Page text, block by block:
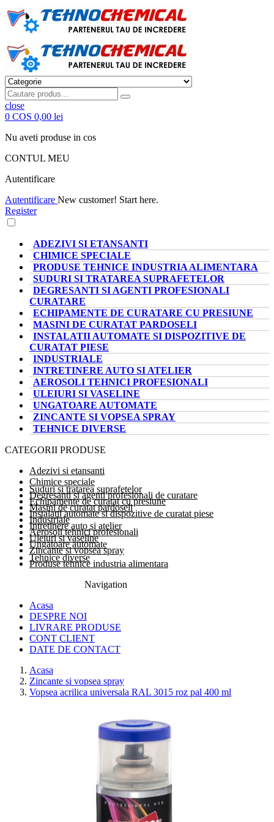
close
0 COS 0,00 lei
Nu aveti produse in cos
CONTUL MEU
Autentificare
Autentificare New customer! Start here.
Register
ADEZIVI SI ETANSANTI
CHIMICE SPECIALE
PRODUSE TEHNICE INDUSTRIA ALIMENTARA
SUDURI SI TRATAREA SUPRAFETELOR
DEGRESANTI SI AGENTI PROFESIONALI
CURATARE
ECHIPAMENTE DE CURATARE CU PRESIUNE
MASINI DE CURATAT PARDOSELI
INSTALATII AUTOMATE SI DISPOZITIVE DE
CURATAT PIESE
INDUSTRIALE
INTRETINERE AUTO SI ATELIER
AEROSOLI TEHNICI PROFESIONALI
ULEIURI SI VASELINE
UNGATOARE AUTOMATE
ZINCANTE SI VOPSEA SPRAY
TEHNICE DIVERSE
CATEGORII PRODUSE
Adezivi si etansanti
Chimice speciale
Suduri si tratarea suprafetelor
Degresanti si agenti profesionali de curatare
Echipamente de curatat cu presiune
Masini de curatat pardoseli
Instalatii automate si dispozitive de curatat piese
Industriale
Intretinere auto si atelier
Aerosoli tehnici profesionali
Uleiuri si vaseline
Ungatoare automate
Zincante si vopsea spray
Tehnice diverse
Produse tehnice industria alimentara
Navigation
Acasa
DESPRE NOI
LIVRARE PRODUSE
CONT CLIENT
DATE DE CONTACT
Acasa
Zincante si vopsea spray
Vopsea acrilica universala RAL 3015 roz pal 400 ml